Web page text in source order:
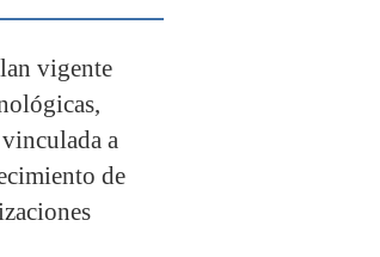
vigente
a
de